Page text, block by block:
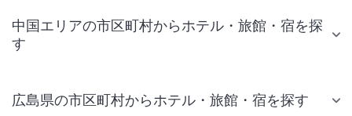
中国エリアの市区町村からホテル・旅館・宿を探
す
広島県の市区町村からホテル・旅館・宿を探す